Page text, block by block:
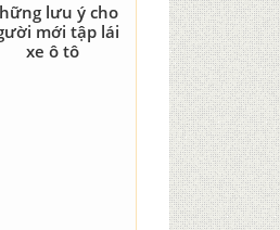
lưu ý cho
mới tập lái
xe ô tô